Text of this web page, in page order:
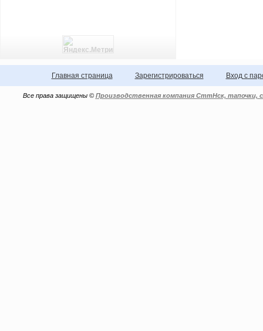
Главная страница Зарегистрироваться Вход с
Все права защищены © Производственная компания СттНск, тапочки,